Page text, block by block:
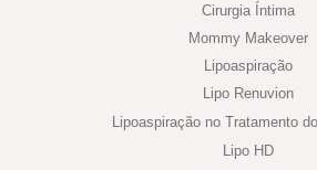
Cirurgia Íntima
Mommy Makeover
Lipoaspiração
Lipo Renuvion
Lipoaspiração no Tratamento
Lipo HD